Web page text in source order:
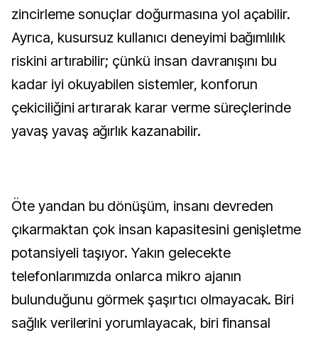
zincirleme sonuçlar doğurmasına yol açabilir.
Ayrıca, kusursuz kullanıcı deneyimi bağımlılık
riskini artırabilir; çünkü insan davranışını bu
kadar iyi okuyabilen sistemler, konforun
çekiciliğini artırarak karar verme süreçlerinde
yavaş yavaş ağırlık kazanabilir.
Öte yandan bu dönüşüm, insanı devreden
çıkarmaktan çok insan kapasitesini genişletme
potansiyeli taşıyor. Yakın gelecekte
telefonlarımızda onlarca mikro ajanın
bulunduğunu görmek şaşırtıcı olmayacak. Biri
sağlık verilerini yorumlayacak, biri finansal